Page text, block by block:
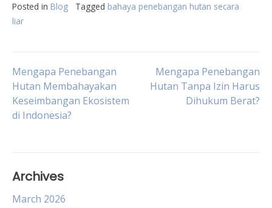
Posted in Blog Tagged bahaya penebangan hutan secara
liar
Post
navigation
Mengapa Penebangan
Hutan Membahayakan
Keseimbangan Ekosistem
di Indonesia?
Mengapa Penebangan
Hutan Tanpa Izin Harus
Dihukum Berat?
Archives
March 2026